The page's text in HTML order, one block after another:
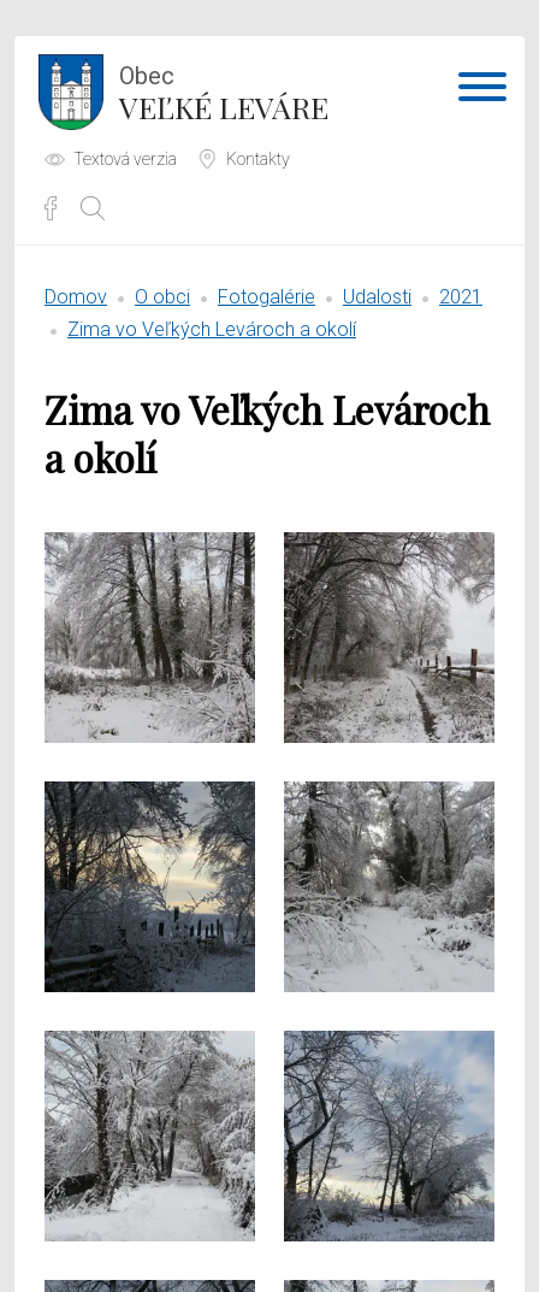
Obec
VEĽKÉ LEVÁRE
Textová verzia Kontakty
Samospráva
Domov O obci Fotogalérie Udalosti
2021
Zima vo Veľkých Levároch a okolí
Zima vo Veľkých Levároch
a okolí